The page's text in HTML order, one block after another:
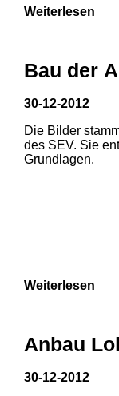
Weiterlesen
Bau der
30-12-2012
Die Bilder
des SEV. Sie
Grundlagen.
Weiterlesen
Anbau
30-12-2012